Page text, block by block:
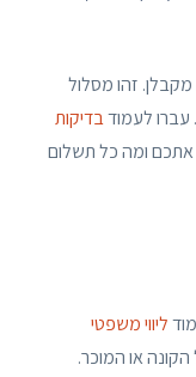
זהו מסלול
עברו לעמודבדיקות
אתכם ומה כל תשלום
ליווי משפטי
או המוכר.